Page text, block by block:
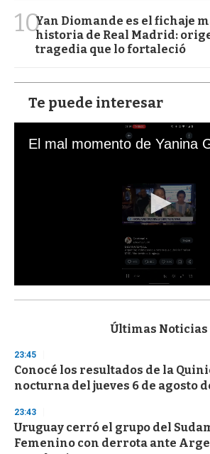
10Yan Diomande es el fichaje
historia de Real Madrid:
tragedia que lo fortaleció
Te puede interesar
s
d
s
o
f
3
s
e
c
Últimas Noticias
23:45
Conocé los resultados de la
nocturna del jueves 6 de agosto
23:43
Uruguay cerró el grupo del
Femenino con derrota ante